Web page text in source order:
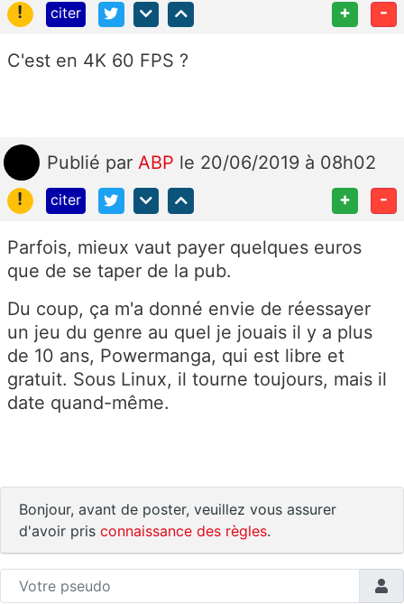
!
citer + -
C'est en 4K 60 FPS ?
Publié par ABP le 20/06/2019 à 08h02
!
citer + -
Parfois, mieux vaut payer quelques euros
que de se taper de la pub.
Du coup, ça m'a donné envie de réessayer
un jeu du genre au quel je jouais il y a plus
de 10 ans, Powermanga, qui est libre et
gratuit. Sous Linux, il tourne toujours, mais il
date quand-même.
Bonjour, avant de poster, veuillez vous assurer
d'avoir pris connaissance des règles.